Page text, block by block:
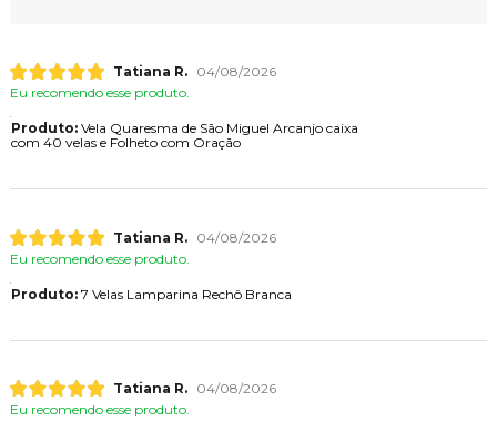
Tatiana R.
04/08/2026
Eu recomendo esse produto.
Produto:Vela Quaresma de São Miguel Arcanjo caixa
com 40 velas e Folheto com Oração
Tatiana R.
04/08/2026
Eu recomendo esse produto.
Produto:7 Velas Lamparina Rechô Branca
Tatiana R.
04/08/2026
Eu recomendo esse produto.